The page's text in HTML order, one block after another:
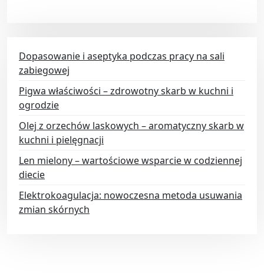
Dopasowanie i aseptyka podczas pracy na sali
zabiegowej
Pigwa właściwości – zdrowotny skarb w kuchni i
ogrodzie
Olej z orzechów laskowych – aromatyczny skarb w
kuchni i pielęgnacji
Len mielony – wartościowe wsparcie w codziennej
diecie
Elektrokoagulacja: nowoczesna metoda usuwania
zmian skórnych